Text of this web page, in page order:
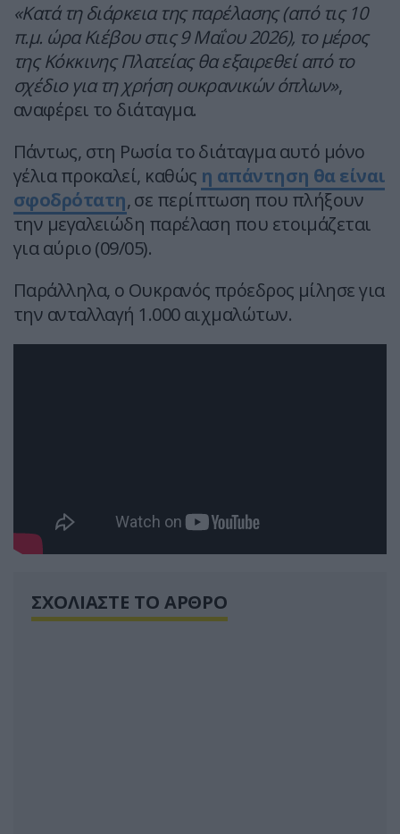
«Κατά τη διάρκεια της παρέλασης (από τις 10
π.μ. ώρα Κιέβου στις 9 Μαΐου 2026), το μέρος
της Κόκκινης Πλατείας θα εξαιρεθεί από το
σχέδιο για τη χρήση ουκρανικών όπλων»,
αναφέρει το διάταγμα.
Πάντως, στη Ρωσία το διάταγμα αυτό μόνο
γέλια προκαλεί, καθώς η απάντηση θα είναι
σφοδρότατη, σε περίπτωση που πλήξουν
την μεγαλειώδη παρέλαση που ετοιμάζεται
για αύριο (09/05).
Παράλληλα, ο Ουκρανός πρόεδρος μίλησε για
την ανταλλαγή 1.000 αιχμαλώτων.
ΣΧΟΛΙΑΣΤΕ ΤΟ ΑΡΘΡΟ